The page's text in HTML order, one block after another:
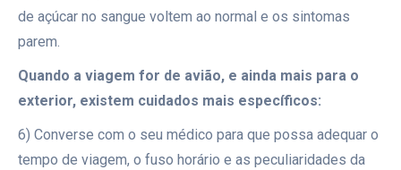
de açúcar no sangue voltem ao normal e os sintomas
parem.
Quando a viagem for de avião, e ainda mais para o
exterior, existem cuidados mais específicos:
6) Converse com o seu médico para que possa adequar o
tempo de viagem, o fuso horário e as peculiaridades da